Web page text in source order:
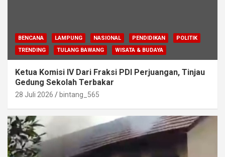
BENCANA LAMPUNG NASIONAL PENDIDIKAN
POLITIK
TRENDING
TULANG BAWANG WISATA & BUDAYA
Ketua Komisi IV Dari Fraksi PDI Perjuangan, Tinjau
Gedung Sekolah Terbakar
28 Juli 2026 bintang_565